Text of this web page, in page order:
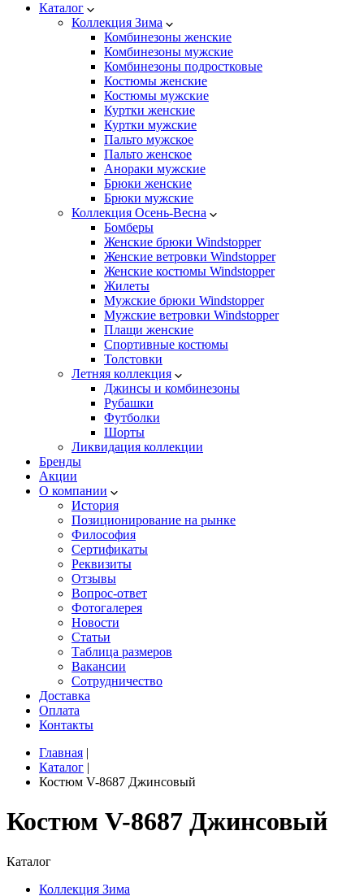
Каталог
Коллекция Зима
Комбинезоны женские
Комбинезоны мужские
Комбинезоны подростковые
Костюмы женские
Костюмы мужские
Куртки женские
Куртки мужские
Пальто мужское
Пальто женское
Анораки мужские
Брюки женские
Брюки мужские
Коллекция Осень-Весна
Бомберы
Женские брюки Windstopper
Женские ветровки Windstopper
Женские костюмы Windstopper
Жилеты
Мужские брюки Windstopper
Мужские ветровки Windstopper
Плащи женские
Спортивные костюмы
Толстовки
Летняя коллекция
Джинсы и комбинезоны
Рубашки
Футболки
Шорты
Ликвидация коллекции
Бренды
Акции
О компании
История
Позиционирование на рынке
Философия
Сертификаты
Реквизиты
Отзывы
Вопрос-ответ
Фотогалерея
Новости
Статьи
Таблица размеров
Вакансии
Сотрудничество
Доставка
Оплата
Контакты
Главная |
Каталог |
Костюм V-8687 Джинсовый
Костюм V-8687 Джинсовый
Каталог
Коллекция Зима